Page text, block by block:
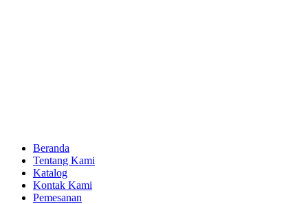
Beranda
Tentang Kami
Katalog
Kontak Kami
Pemesanan